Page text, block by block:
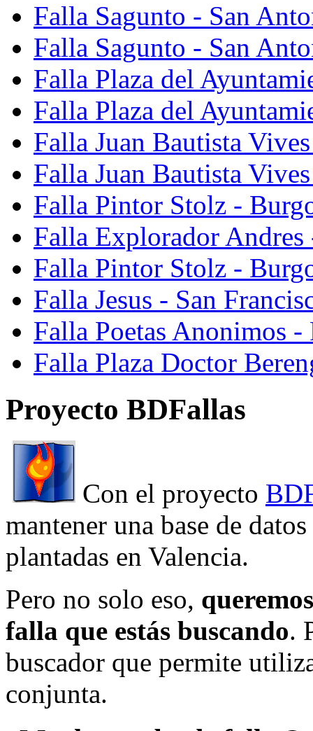
Falla Sagunto - San
Falla Sagunto - San
Falla Plaza del
Falla Plaza del
Falla Juan Bautista
Falla Juan Bautista
Falla Pintor Stolz -
Falla Explorador Andres
Falla Pintor Stolz -
Falla Jesus - San
Falla Poetas Anonimos
Falla Plaza Doctor
Proyecto BDFallas
Con el proyecto
mantener una base de
plantadas en Valencia.
Pero no solo eso,
falla que estás buscando.
buscador que permite
conjunta.